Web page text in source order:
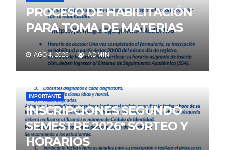
PROCESO DE HABILITACIÓN
PARA TOMA DE MATERIAS
AGO 4, 2026 ADMIN
IMPORTANTE
INSCRIPCIONES SEGUNDO
SEMESTRE 2026* SORTEO Y
HORARIOS